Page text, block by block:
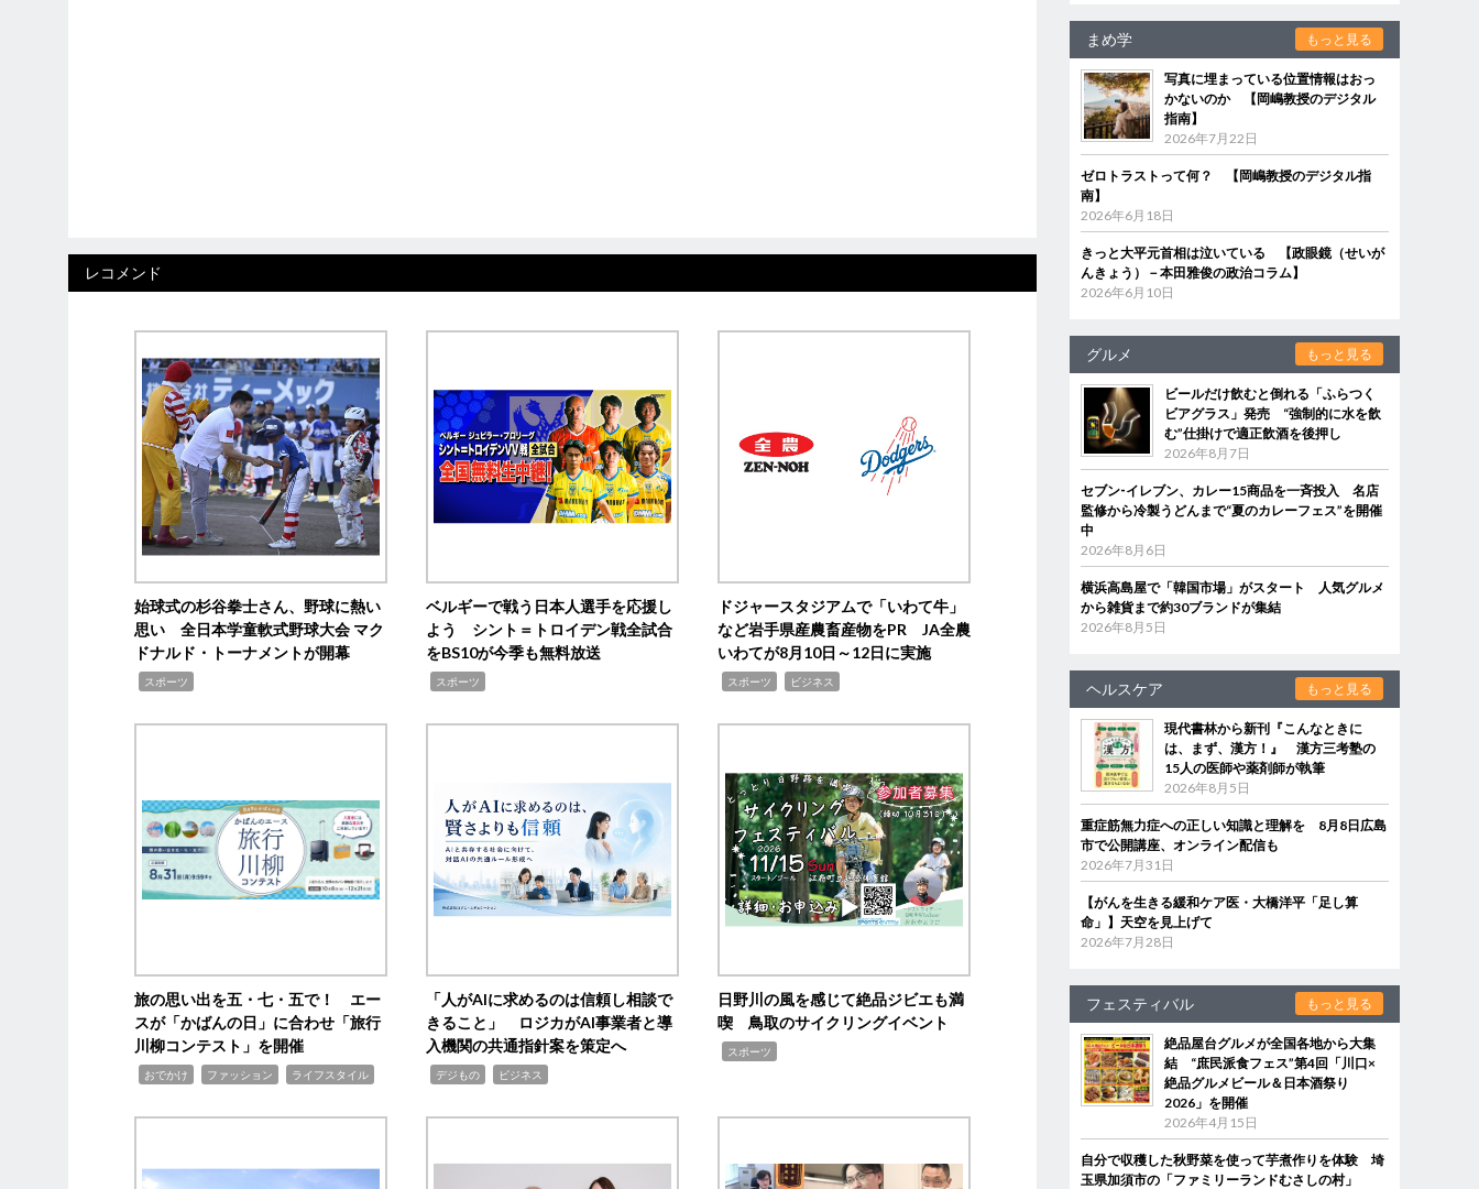
レコメンド
始球式の杉谷拳士さん、野球に熱い
思い 全日本学童軟式野球大会 マク
ドナルド・トーナメントが開幕
スポーツ
ベルギーで戦う日本人選手を応援し
よう シント＝トロイデン戦全試合
をBS10が今季も無料放送
スポーツ
ドジャースタジアムで「いわて牛」
など岩手県産農畜産物をPR JA全農
いわてが8月10日～12日に実施
スポーツ ビジネス
旅の思い出を五・七・五で！ エー
スが「かばんの日」に合わせ「旅行
川柳コンテスト」を開催
おでかけ ファッション ライフスタイル
「人がAIに求めるのは信頼し相談で
きること」 ロジカがAI事業者と導
入機関の共通指針案を策定へ
デジもの ビジネス
日野川の風を感じて絶品ジビエも満
喫 鳥取のサイクリングイベント
スポーツ
まめ学 もっと見る
写真に埋まっている位置情報はおっ
かないのか 【岡嶋教授のデジタル
指南】
2026年7月22日
ゼロトラストって何？ 【岡嶋教授のデジタル指
南】
2026年6月18日
きっと大平元首相は泣いている 【政眼鏡（せいが
んきょう）－本田雅俊の政治コラム】
2026年6月10日
グルメ もっと見る
ビールだけ飲むと倒れる「ふらつく
ビアグラス」発売 “強制的に水を飲
む”仕掛けで適正飲酒を後押し
2026年8月7日
セブン‐イレブン、カレー15商品を一斉投入 名店
監修から冷製うどんまで“夏のカレーフェス”を開催
中
2026年8月6日
横浜高島屋で「韓国市場」がスタート 人気グルメ
から雑貨まで約30ブランドが集結
2026年8月5日
ヘルスケア もっと見る
現代書林から新刊『こんなときに
は、まず、漢方！』 漢方三考塾の
15人の医師や薬剤師が執筆
2026年8月5日
重症筋無力症への正しい知識と理解を 8月8日広島
市で公開講座、オンライン配信も
2026年7月31日
【がんを生きる緩和ケア医・大橋洋平「足し算
命」】天空を見上げて
2026年7月28日
フェスティバル もっと見る
絶品屋台グルメが全国各地から大集
結 “庶民派食フェス”第4回「川口×
絶品グルメビール＆日本酒祭り
2026」を開催
2026年4月15日
自分で収穫した秋野菜を使って芋煮作りを体験 埼
玉県加須市の「ファミリーランドむさしの村」